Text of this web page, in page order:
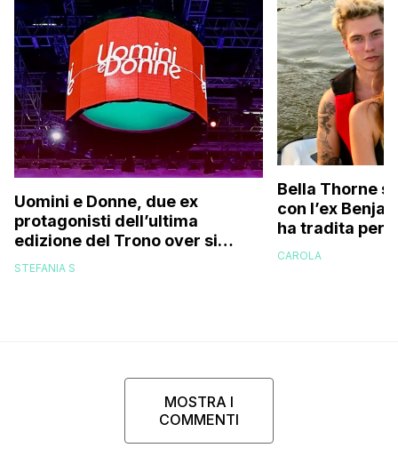
Uomini e Donne, due ex
protagonisti dell’ultima
edizione del Trono over si
stanno frequentando fuori dal
STEFANIA S
Bella Thorne
con l’ex
ha tradita per
sostenuto che
CAROLA
MOSTRA I
COMMENTI